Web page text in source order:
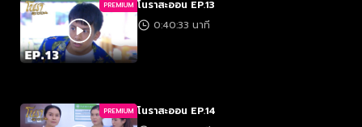
PREMIUM โนราสะออน EP.13
0:40:33 นาที
PREMIUM โนราสะออน EP.14